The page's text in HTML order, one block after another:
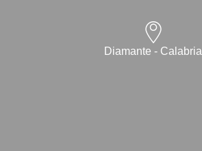
Diamante - Calabria